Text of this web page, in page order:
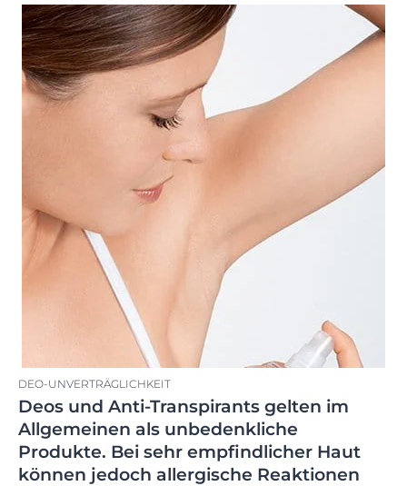
DEO-UNVERTRÄGLICHKEIT
Deos und Anti-Transpirants gelten im
Allgemeinen als unbedenkliche
Produkte. Bei sehr empfindlicher Haut
können jedoch allergische Reaktionen